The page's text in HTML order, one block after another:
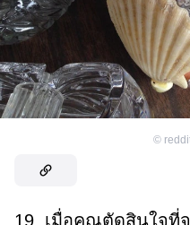
©
19. เมื่อคุณตัดสินใจที่